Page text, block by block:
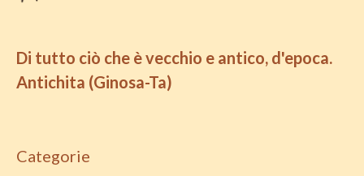
Di tutto ciò che è vecchio e antico, d'epoca.
Antichita (Ginosa-Ta)
Categorie